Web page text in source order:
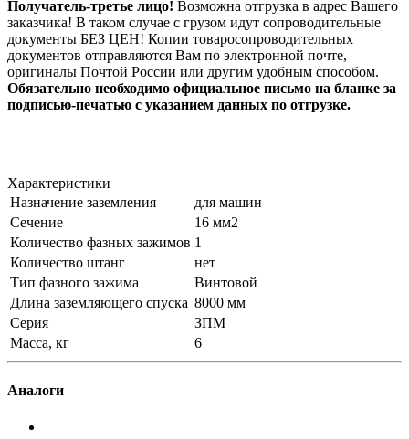
Получатель-третье лицо! Возможна отгрузка в адрес Вашего
заказчика! В таком случае с грузом идут сопроводительные
документы БЕЗ ЦЕН! Копии товаросопроводительных
документов отправляются Вам по электронной почте,
оригиналы Почтой России или другим удобным способом.
Обязательно необходимо официальное письмо на бланке за
подписью-печатью с указанием данных по отгрузке.
Характеристики
Назначение заземления
для машин
Сечение
16 мм2
Количество фазных зажимов 1
Количество штанг
нет
Тип фазного зажима
Винтовой
Длина заземляющего спуска 8000 мм
Серия
ЗПМ
Масса, кг
6
Аналоги